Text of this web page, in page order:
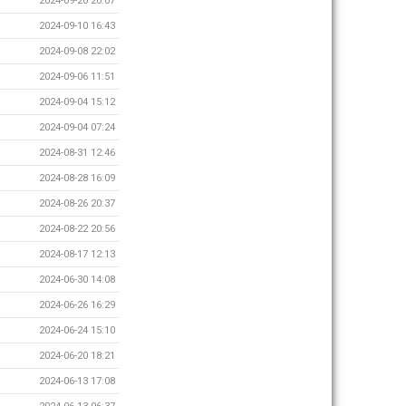
2024-09-10 16:43
2024-09-08 22:02
2024-09-06 11:51
2024-09-04 15:12
2024-09-04 07:24
2024-08-31 12:46
2024-08-28 16:09
2024-08-26 20:37
2024-08-22 20:56
2024-08-17 12:13
2024-06-30 14:08
2024-06-26 16:29
2024-06-24 15:10
2024-06-20 18:21
2024-06-13 17:08